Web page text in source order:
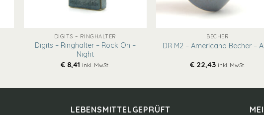
DIGITS – RINGHALTER
Digits – Ringhalter – Rock On –
Night
€ 8,41 inkl. MwSt.
BECHER
DR M2 – Americano Becher –
€ 22,43 inkl. MwSt.
LEBENSMITTELGEPRÜFT